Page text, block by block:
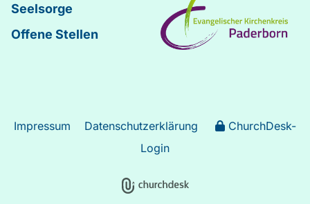
Seelsorge
Offene Stellen
Impressum Datenschutzerklärung
ChurchDesk-
Login